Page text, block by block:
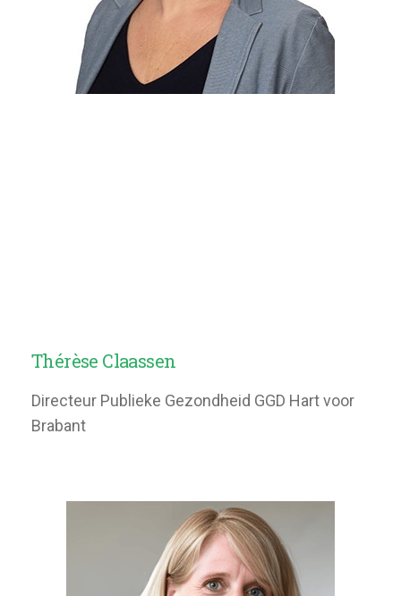
Thérèse Claassen
Directeur Publieke Gezondheid GGD Hart voor
Brabant